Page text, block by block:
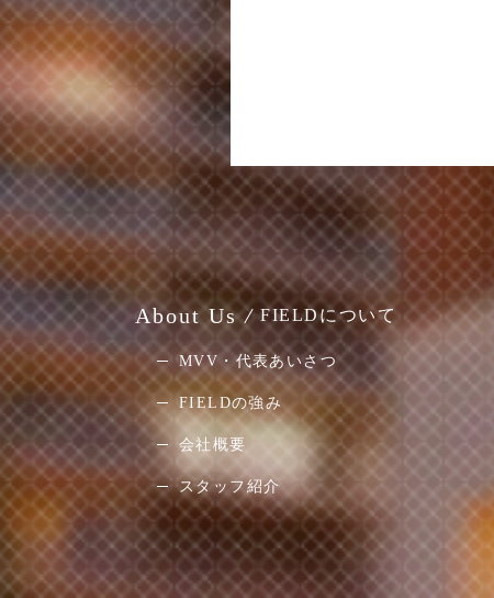
About Us FIELDについて
MVV・代表あいさつ
FIELDの強み
会社概要
スタッフ紹介